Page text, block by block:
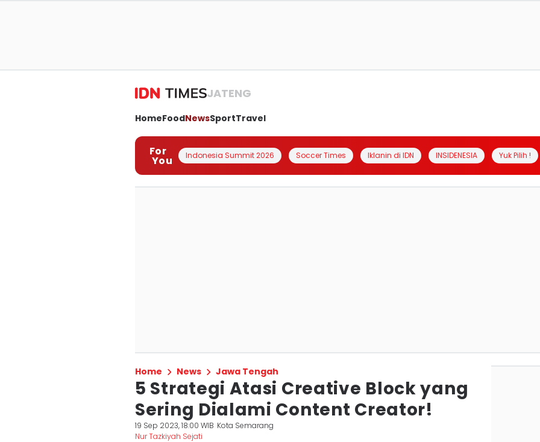
JATENG
HomeFoodNewsSportTravel
For
You Indonesia Summit 2026 Soccer Times Iklanin di IDN INSIDENESIA Yuk Pilih !
Home News Jawa Tengah
5 Strategi Atasi Creative Block yang
Sering Dialami Content Creator!
19 Sep 2023, 18:00 WIB Kota Semarang
Nur Tazkiyah Sejati